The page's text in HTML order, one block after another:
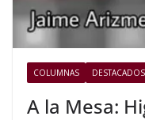
COLUMNAS DESTACADOS
A la Mesa: